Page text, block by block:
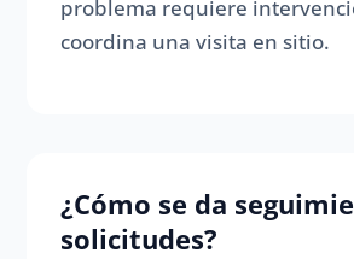
problema requiere
coordina una visita en sitio.
¿Cómo se da
solicitudes?